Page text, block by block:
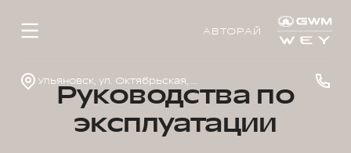
АВТОРАЙ
Ульяновск, ул. Октябрьская, д. 22л
Руководства по
эксплуатации